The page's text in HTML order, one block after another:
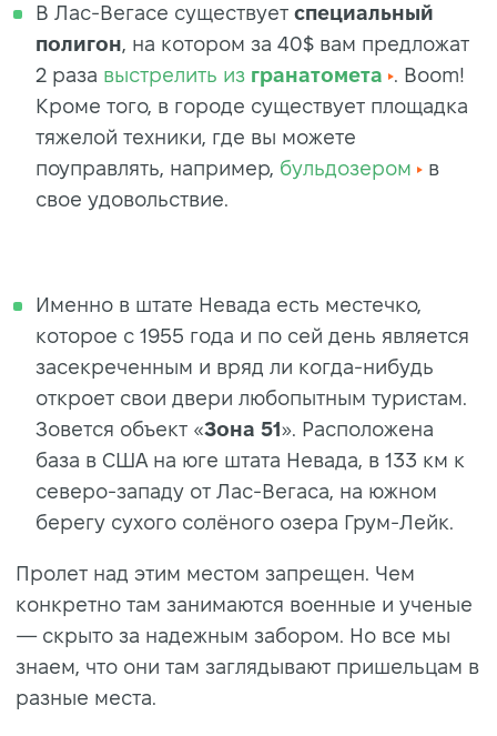
В Лас-Вегасе существует специальный
полигон, на котором за 40$ вам предложат
2 раза выстрелить из гранатомета
. Boom!
Кроме того, в городе существует площадка
тяжелой техники, где вы можете
поуправлять, например, бульдозером
в
свое удовольствие.
Именно в штате Невада есть местечко,
которое с 1955 года и по сей день является
засекреченным и вряд ли когда-нибудь
откроет свои двери любопытным туристам.
Зовется объект «Зона 51». Расположена
база в США на юге штата Невада, в 133 км к
северо-западу от Лас-Вегаса, на южном
берегу сухого солёного озера Грум-Лейк.
Пролет над этим местом запрещен. Чем
конкретно там занимаются военные и ученые
— скрыто за надежным забором. Но все мы
знаем, что они там заглядывают пришельцам в
разные места.